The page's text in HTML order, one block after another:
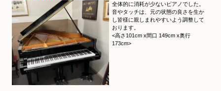
全体的に消耗が少ないピアノでした。
音やタッチは、元の状態の良さを生か
し皆様に親しまれやすいよう調整して
おります。
<高さ101cm x間口 149cm x奥行
173cm>